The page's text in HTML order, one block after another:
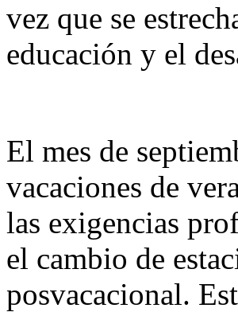
vez que se
educación y el
El mes de
vacaciones de
las exigencias
el cambio de
posvacacional.